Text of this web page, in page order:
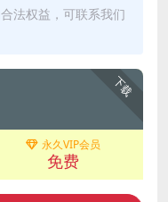
法权益，可联系我们
下载
永久VIP会员
免费